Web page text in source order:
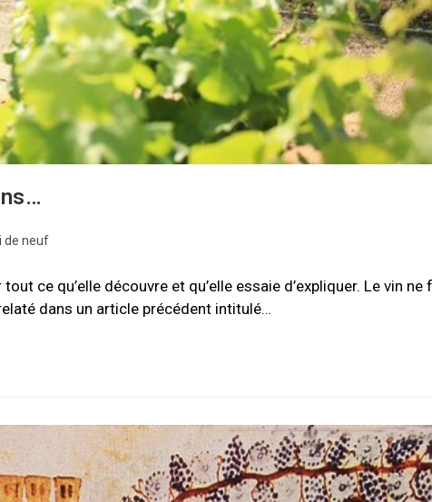
de neuf
ce qu’elle découvre et qu’elle essaie d’expliquer. Le vin ne
dans un article précédent intitulé…